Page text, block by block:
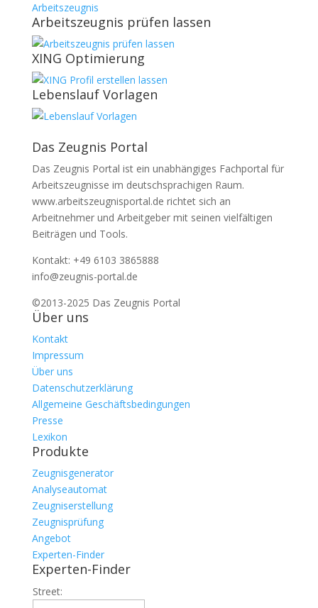
Arbeitszeugnis
Arbeitszeugnis prüfen lassen
XING Optimierung
Lebenslauf Vorlagen
Das Zeugnis Portal
Das Zeugnis Portal ist ein unabhängiges Fachportal für
Arbeitszeugnisse im deutschsprachigen Raum.
www.arbeitszeugnisportal.de richtet sich an
Arbeitnehmer und Arbeitgeber mit seinen vielfältigen
Beiträgen und Tools.
Kontakt: +49 6103 3865888
info@zeugnis-portal.de
©2013-2025 Das Zeugnis Portal
Über uns
Kontakt
Impressum
Über uns
Datenschutzerklärung
Allgemeine Geschäftsbedingungen
Presse
Lexikon
Produkte
Zeugnisgenerator
Analyseautomat
Zeugniserstellung
Zeugnisprüfung
Angebot
Experten-Finder
Experten-Finder
Street: